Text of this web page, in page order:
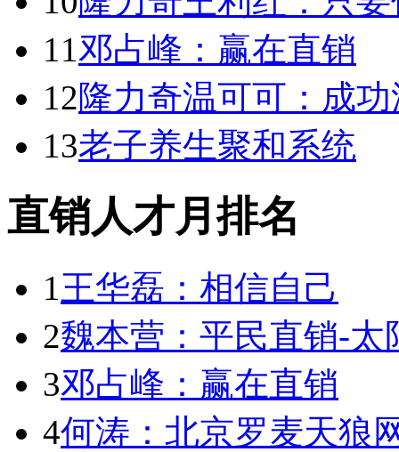
11邓占峰：赢在直销
12隆力奇温可可：成
13老子养生聚和系统
直销人才月排名
1 王华磊：相信自己
2魏本营：平民直销-太
3邓占峰：赢在直销
4何涛：北京罗麦天狼